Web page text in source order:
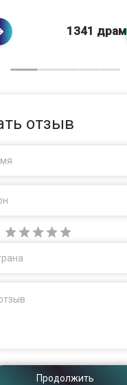
1341 драм
отзыв
Продолжить